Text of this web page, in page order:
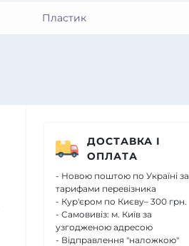
Пластик
ДОСТАВКА І
ОПЛАТА
- Новою поштою по Україні за
тарифами перевізника
- Кур'єром по Києву– 300 грн.
- Самовивіз: м. Київ за
узгодженою адресою
- Відправлення "наложкою"